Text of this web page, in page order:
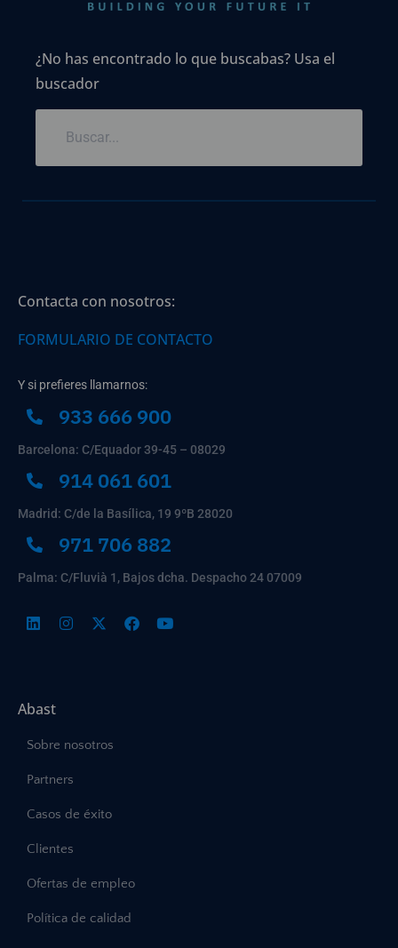
¿No has encontrado lo que buscabas? Usa el
buscador
Contacta con nosotros:
FORMULARIO DE CONTACTO
Y si prefieres llamarnos:
933 666 900
Barcelona: C/Equador 39-45 – 08029
914 061 601
Madrid: C/de la Basílica, 19 9ºB 28020
971 706 882
Palma: C/Fluvià 1, Bajos dcha. Despacho 24 07009
Abast
Sobre nosotros
Partners
Casos de éxito
Clientes
Ofertas de empleo
Política de calidad